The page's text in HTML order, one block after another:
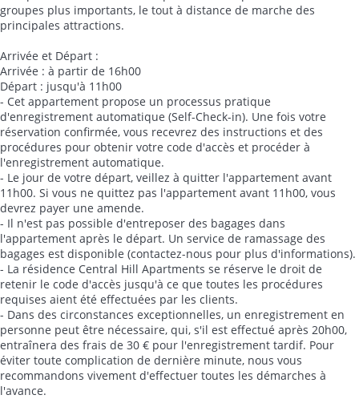
groupes plus importants, le tout à distance de marche des
principales attractions.
Arrivée et Départ :
Arrivée : à partir de 16h00
Départ : jusqu'à 11h00
- Cet appartement propose un processus pratique
d'enregistrement automatique (Self-Check-in). Une fois votre
réservation confirmée, vous recevrez des instructions et des
procédures pour obtenir votre code d'accès et procéder à
l'enregistrement automatique.
- Le jour de votre départ, veillez à quitter l'appartement avant
11h00. Si vous ne quittez pas l'appartement avant 11h00, vous
devrez payer une amende.
- Il n'est pas possible d'entreposer des bagages dans
l'appartement après le départ. Un service de ramassage des
bagages est disponible (contactez-nous pour plus d'informations).
- La résidence Central Hill Apartments se réserve le droit de
retenir le code d'accès jusqu'à ce que toutes les procédures
requises aient été effectuées par les clients.
- Dans des circonstances exceptionnelles, un enregistrement en
personne peut être nécessaire, qui, s'il est effectué après 20h00,
entraînera des frais de 30 € pour l'enregistrement tardif. Pour
éviter toute complication de dernière minute, nous vous
recommandons vivement d'effectuer toutes les démarches à
l'avance.